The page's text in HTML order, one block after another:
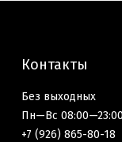
Контакты
Без выходных
Пн—Вс
+7 (926) 865-80-18